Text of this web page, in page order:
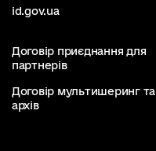
id.gov.ua
Договір приєднання для
партнерів
Договір мультишеринг та
архів